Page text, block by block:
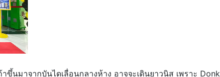
นมาจากบันไดเลื่อนกลางห้าง อาจจะเดินยาวนิส เพราะ